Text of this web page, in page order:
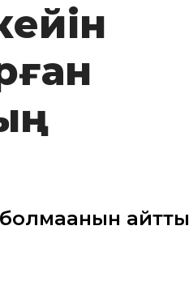
айтты